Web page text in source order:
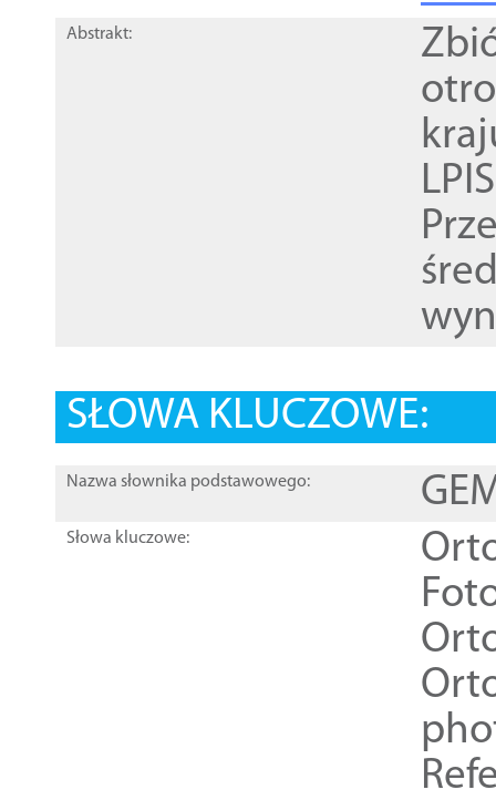
Abstrakt:
SŁOWA KLUCZOWE:
Nazwa słownika podstawowego:
Słowa kluczowe: